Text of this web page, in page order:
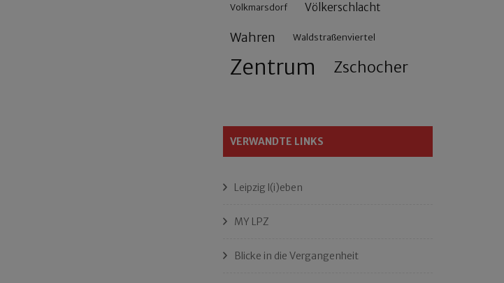
Volkmarsdorf Völkerschlacht
Wahren Waldstraßenviertel
Zentrum Zschocher
VERWANDTE LINKS
Leipzig l(i)eben
MY LPZ
Blicke in die Vergangenheit